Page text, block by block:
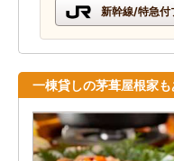
新幹線/特急付
一棟貸しの茅葺屋根家